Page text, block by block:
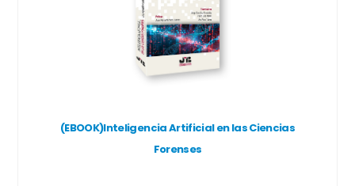
(EBOOK)Inteligencia Artificial en las Ciencias
Forenses